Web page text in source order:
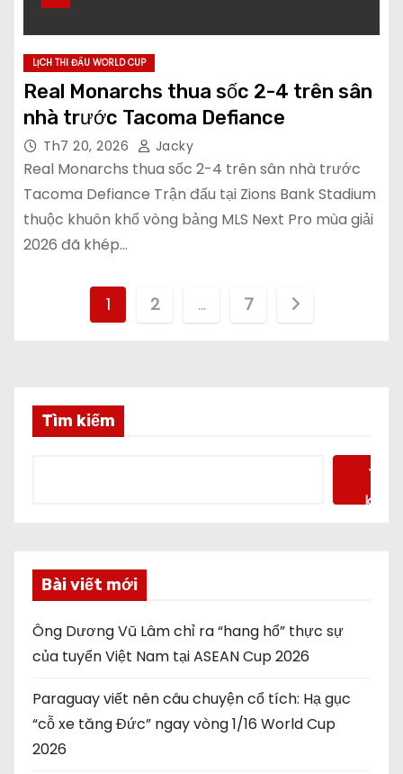
LỊCH THI ĐẤU WORLD CUP
Real Monarchs thua sốc 2-4 trên sân
nhà trước Tacoma Defiance
Th7 20, 2026 Jacky
Real Monarchs thua sốc 2-4 trên sân nhà trước
Tacoma Defiance Trận đấu tại Zions Bank Stadium
thuộc khuôn khổ vòng bảng MLS Next Pro mùa giải
2026 đã khép…
n
n
g
b
i
1 2 … 7
Tìm kiếm
Tìm
kiếm
Bài viết mới
Ông Dương Vũ Lâm chỉ ra “hang hổ” thực sự
của tuyển Việt Nam tại ASEAN Cup 2026
Paraguay viết nên câu chuyện cổ tích: Hạ gục
“cỗ xe tăng Đức” ngay vòng 1/16 World Cup
2026